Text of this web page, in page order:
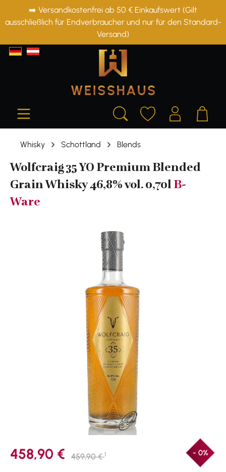
springen
➡️ Versandkostenfrei ab 50 € Einkaufswert (Gilt
ausschließlich für Endverbraucher und nur für den Standard-
Versand)
Whisky Schottland Blends
Wolfcraig 35 YO Premium Blended
Grain Whisky 46,8% vol. 0,70lB-
Ware
Bildergalerie überspringen
458,90 € 459,90 €1 - 0%